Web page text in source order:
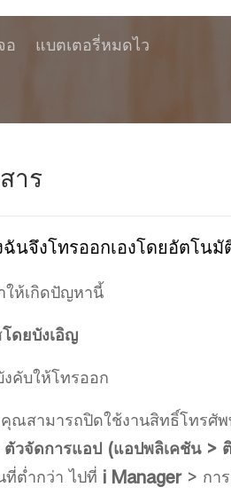
อ แบตเตอรี่หมดไว
าร
นจึงโทรออกเองโดยอัตโนมั
ให้เกิดปัญหานี้
โดยบังเอิญ
คับให้โทรออก
ณสามารถปิดใช้งานสิทธิ์โทรศั
ตัวจัดการแอป (แอปพลิเคชัน>
ที่ต่ำกว่า ไปที่ i Manager> กา